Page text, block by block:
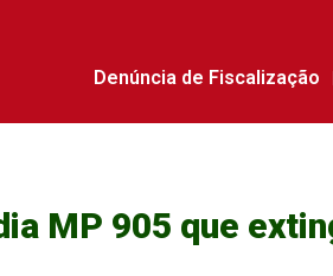
Denúncia de Fiscalização
MP 905 que